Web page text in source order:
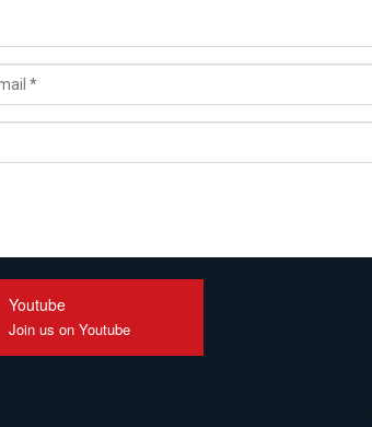
Youtube
Join us on Youtube